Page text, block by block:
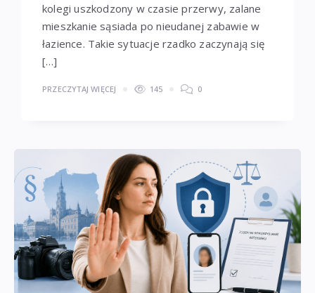
kolegi uszkodzony w czasie przerwy, zalane
mieszkanie sąsiada po nieudanej zabawie w
łazience. Takie sytuacje rzadko zaczynają się
[…]
PRZECZYTAJ WIĘCEJ 145 0